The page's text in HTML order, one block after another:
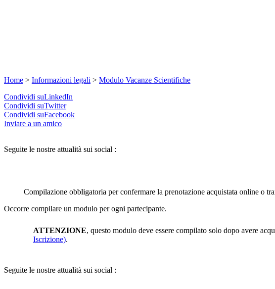
Home > Informazioni legali > Modulo Vacanze Scientifiche
Condividi suLinkedIn
Condividi suTwitter
Condividi suFacebook
Inviare a un amico
Seguite le nostre attualità sui social :
Compilazione obbligatoria per confermare la prenotazione acquistata online o
Occorre compilare un modulo per ogni partecipante.
ATTENZIONE, questo modulo deve essere compilato solo dopo avere
Iscrizione).
Seguite le nostre attualità sui social :